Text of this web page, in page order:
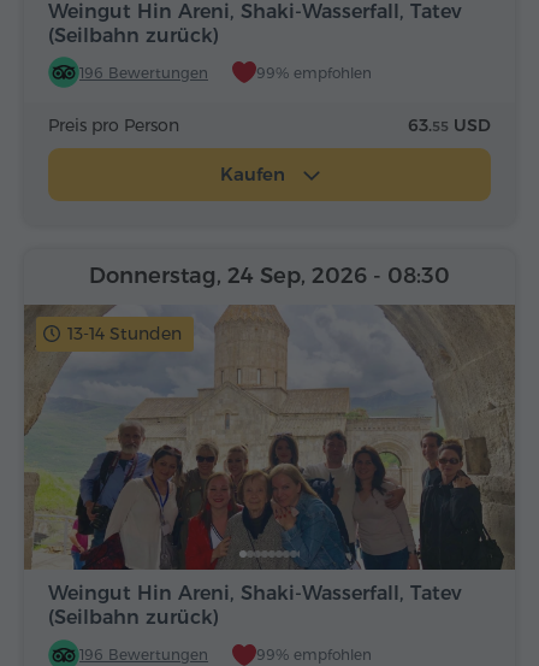
Weingut Hin Areni, Shaki-Wasserfall, Tatev
(Seilbahn zurück)
196 Bewertungen 99% empfohlen
Preis pro Person 63.55 USD
Kaufen
13-14 Stunden
Weingut Hin Areni, Shaki-Wasserfall, Tatev
(Seilbahn zurück)
196 Bewertungen 99% empfohlen
Donnerstag, 24 Sep, 2026 - 08:30